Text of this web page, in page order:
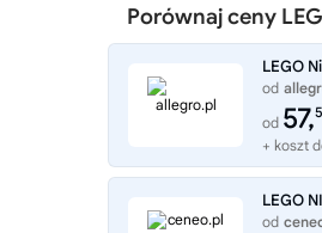
Porównaj ceny
LEGO
od
od 57,
+ koszt
LEGO
od